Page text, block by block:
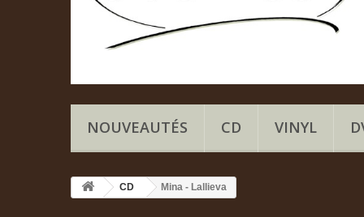
NOUVEAUTÉS CD VINYL
CD Mina - Lallieva